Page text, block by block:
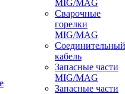
MIG/MAG
Сварочные
горелки
MIG/MAG
Соединительный
кабель
Запасные части
MIG/MAG
Запасные части